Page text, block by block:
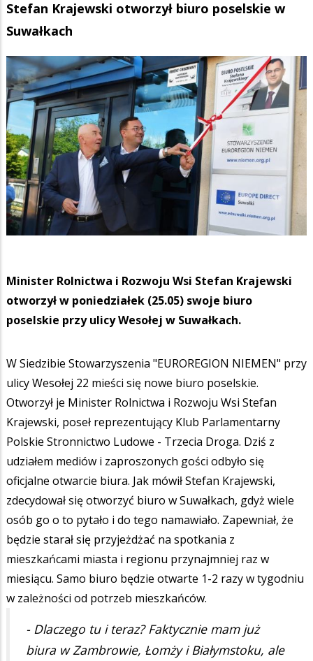
Stefan Krajewski otworzył biuro poselskie w
Suwałkach
Minister Rolnictwa i Rozwoju Wsi Stefan Krajewski
otworzył w poniedziałek (25.05) swoje biuro
poselskie przy ulicy Wesołej w Suwałkach.
W Siedzibie Stowarzyszenia "EUROREGION NIEMEN" przy
ulicy Wesołej 22 mieści się nowe biuro poselskie.
Otworzył je Minister Rolnictwa i Rozwoju Wsi Stefan
Krajewski, poseł reprezentujący Klub Parlamentarny
Polskie Stronnictwo Ludowe - Trzecia Droga. Dziś z
udziałem mediów i zaproszonych gości odbyło się
oficjalne otwarcie biura. Jak mówił Stefan Krajewski,
zdecydował się otworzyć biuro w Suwałkach, gdyż wiele
osób go o to pytało i do tego namawiało. Zapewniał, że
będzie starał się przyjeżdżać na spotkania z
mieszkańcami miasta i regionu przynajmniej raz w
miesiącu. Samo biuro będzie otwarte 1-2 razy w tygodniu
w zależności od potrzeb mieszkańców.
- Dlaczego tu i teraz? Faktycznie mam już
biura w Zambrowie, Łomży i Białymstoku, ale